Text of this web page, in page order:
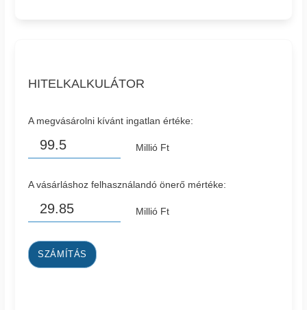
HITELKALKULÁTOR
A megvásárolni kívánt ingatlan értéke:
Millió Ft
A vásárláshoz felhasználandó önerő mértéke:
Millió Ft
SZÁMÍTÁS